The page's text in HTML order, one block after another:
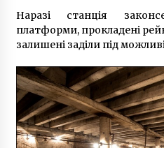
Наразі станція
платформи, прокладені
залишені заділи під